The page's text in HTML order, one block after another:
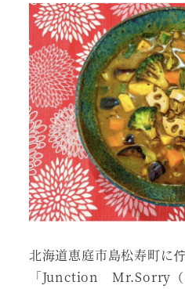
北海道恵庭市島松寿町に
「Junction Mr.Sorry（